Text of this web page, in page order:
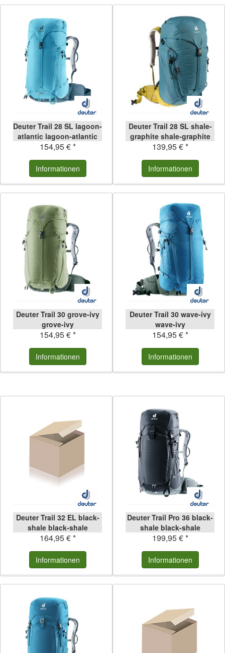
Deuter Trail 28 SL lagoon-
atlantic lagoon-atlantic
154,95 € *
Informationen
Deuter Trail 28 SL shale-
graphite shale-graphite
139,95 € *
Informationen
Deuter Trail 30 grove-ivy
grove-ivy
154,95 € *
Informationen
Deuter Trail 30 wave-ivy
wave-ivy
154,95 € *
Informationen
Deuter Trail 32 EL black-
shale black-shale
164,95 € *
Informationen
Deuter Trail Pro 36 black-
shale black-shale
199,95 € *
Informationen